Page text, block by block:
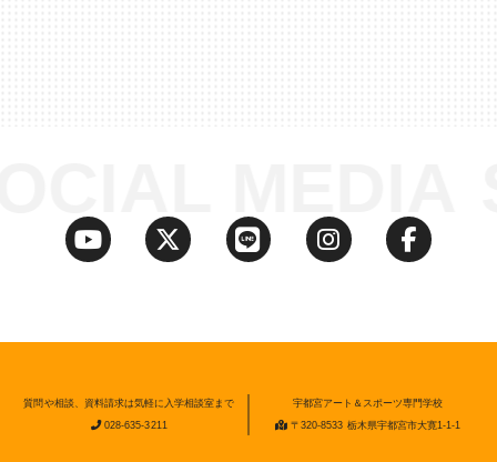
質問や相談、資料請求は気軽に入学相談室まで
028-635-3211
宇都宮アート＆スポーツ専門学校
〒320-8533 栃木県宇都宮市大寛1-1-1